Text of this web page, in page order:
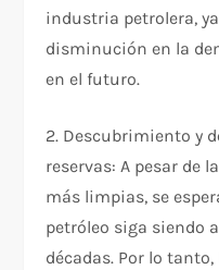
industria petrolera,
disminución en la
en el futuro.
2. Descubrimiento y
reservas: A pesar de
más limpias, se
petróleo siga siendo
décadas. Por lo